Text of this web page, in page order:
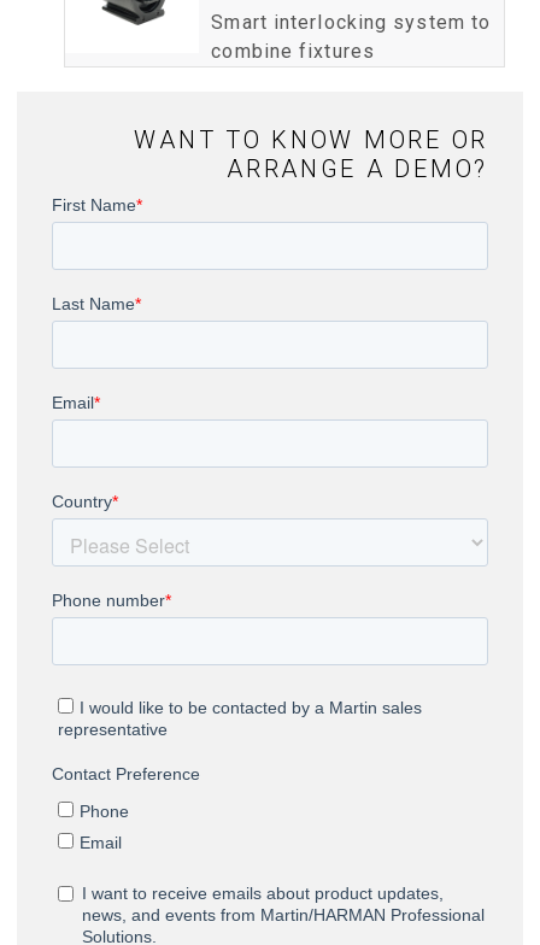
Smart interlocking system to
combine fixtures
WANT TO KNOW MORE OR
ARRANGE A DEMO?